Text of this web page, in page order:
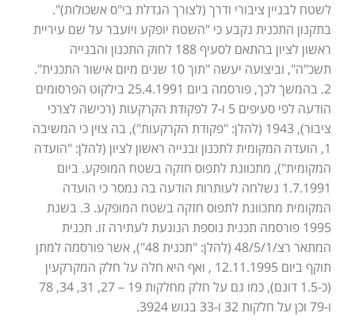
לשטח לבניין ציבורי ודרך (לצורך הגדלת בי"ס אשכולות)".
בתקנון התכנית נקבע כי "השטח יופקע ויועבר על שם עיריית
ראשון לציון בהתאם לסעיף 188 לחוק התכנון והבנייה
תשכ"ה", וביצועה יעשה "תוך 10 שנים מיום אישור התכנית".
2. בהמשך לכך, פורסמה ביום 25.4.1991 בילקוט הפרסומים
הודעה לפי סעיפים 5 ו-7 לפקודת הקרקעות (רכישה לצרכי
ציבור), 1943 (להלן: "פקודת הקרקעות"), בה צוין כי המשיבה
1, הועדה המקומית לתכנון ובנייה ראשון לציון (להלן: "הועדה
המקומית"), מתכוונת לתפוס חזקה בשטח המופקע. ביום
1.7.1991 נשלחה לעותרות הודעה בה נמסר כי הועדה
המקומית מתכוונת לתפוס חזקה בשטח המופקע. 3. בשנת
1995 פורסמה תכנית נוספת הנוגעת לעתירה זו. תכנית
המתאר רצ/48/5/1 (להלן: "תכנית 48"), אשר פורסמה למתן
תוקף ביום 12.11.1995 , ואף היא חלה על חלק המקרקעין
(כ-1.5 דונם), כמו גם על חלק מחלקות 19 – 27, 31, 34, 78
ו-79 וכן על חלקות 32 ו-33 בגוש 3924.